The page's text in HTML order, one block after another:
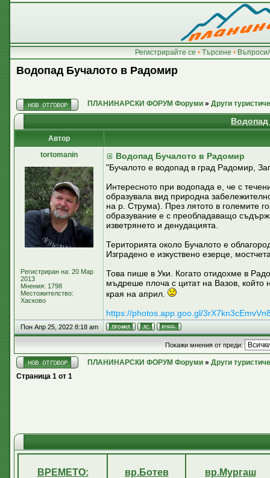
Регистрирайте се • Търсене •
Водопад Бучалото в Радомир
ПЛАНИНАРСКИ ФОРУМ Форуми » Други
Автор
tortomanin
Регистриран на: 20 Мар
2013
Мнения: 1798
Местожителство:
Хасково
Водопад Бучалото в Радомир
"Бучалото е водопад в град Радомир,
Интересното при водопада е, че с
образувала вид природна
на р. Струма). През лятото в големите
образувание е с преобладаващо
изветрянето и денудацията.
Територията около Бучалото е
Изградено е изкуствено езерце,
Това пише в Уки. Когато отидохме в
мъдреше плоча с цитат на Вазов, който
края на април.
https://photos.app.goo.gl/
Пон Апр 25, 2022 8:18 am
Покажи мнения от преди:
ПЛАНИНАРСКИ ФОРУМ Форуми » Други
Страница 1 от 1
ВРЕМЕТО: вр.Ботев вр.Мургаш